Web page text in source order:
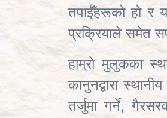
तपाईँहरूको हो र
प्रक्रियाले समेत
हाम्रो मुलुकका
कानुनद्वारा
तर्जुमा गर्ने,